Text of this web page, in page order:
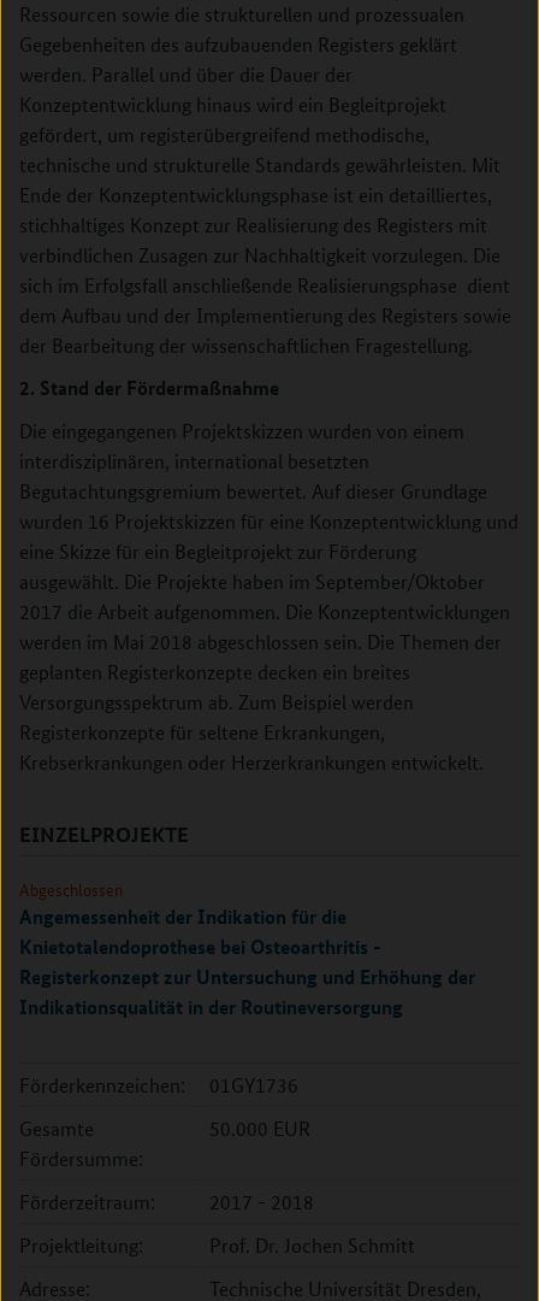
Ressourcen sowie die strukturellen und prozessualen
Gegebenheiten des aufzubauenden Registers geklärt
werden. Parallel und über die Dauer der
Konzeptentwicklung hinaus wird ein Begleitprojekt
gefördert, um registerübergreifend methodische,
technische und strukturelle Standards gewährleisten. Mit
Ende der Konzeptentwicklungsphase ist ein detailliertes,
stichhaltiges Konzept zur Realisierung des Registers mit
verbindlichen Zusagen zur Nachhaltigkeit vorzulegen. Die
sich im Erfolgsfall anschließende Realisierungsphase dient
dem Aufbau und der Implementierung des Registers sowie
der Bearbeitung der wissenschaftlichen Fragestellung.
2. Stand der Fördermaßnahme
Die eingegangenen Projektskizzen wurden von einem
interdisziplinären, international besetzten
Begutachtungsgremium bewertet. Auf dieser Grundlage
wurden 16 Projektskizzen für eine Konzeptentwicklung und
eine Skizze für ein Begleitprojekt zur Förderung
ausgewählt. Die Projekte haben im September/Oktober
2017 die Arbeit aufgenommen. Die Konzeptentwicklungen
werden im Mai 2018 abgeschlossen sein. Die Themen der
geplanten Registerkonzepte decken ein breites
Versorgungsspektrum ab. Zum Beispiel werden
Registerkonzepte für seltene Erkrankungen,
Krebserkrankungen oder Herzerkrankungen entwickelt.
EINZELPROJEKTE
Abgeschlossen
Angemessenheit der Indikation für die
Knietotalendoprothese bei Osteoarthritis -
Registerkonzept zur Untersuchung und Erhöhung der
Indikationsqualität in der Routineversorgung
Förderkennzeichen:
01GY1736
Gesamte
Fördersumme:
50.000 EUR
Förderzeitraum:
2017 - 2018
Projektleitung:
Prof. Dr. Jochen Schmitt
Adresse:
Technische Universität Dresden,